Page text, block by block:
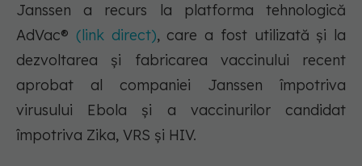
Janssen a recurs la platforma tehnologică
AdVac® (link direct), care a fost utilizată și la
dezvoltarea și fabricarea vaccinului recent
aprobat al companiei Janssen împotriva
virusului Ebola și a vaccinurilor candidat
împotriva Zika, VRS și HIV.